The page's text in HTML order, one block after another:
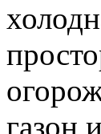
газон